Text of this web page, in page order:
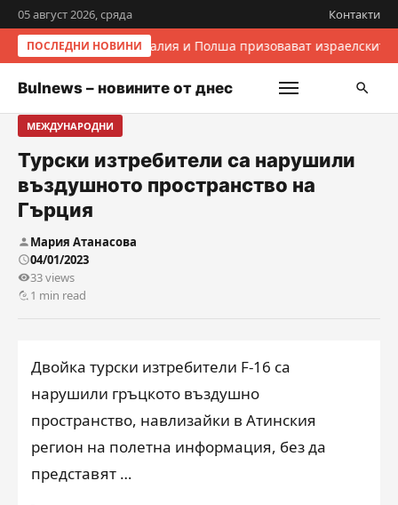
05 август 2026, сряда Контакти
ПОСЛЕДНИ НОВИНИИталия и Полша призовават
Bulnews – новините от днес
МЕЖДУНАРОДНИ
Турски изтребители са нарушили
въздушното пространство на
Гърция
Мария Атанасова
04/01/2023
33 views
1 min read
Двойка турски изтребители F-16 са
нарушили гръцкото въздушно
пространство, навлизайки в Атинския
регион на полетна информация, без да
представят …